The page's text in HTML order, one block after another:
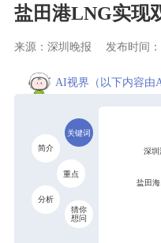
盐田港LNG实现
来源：深圳晚报 发布时间
AI视界 （以下内容由
关键词
简介
重点
分析
猜你
想问